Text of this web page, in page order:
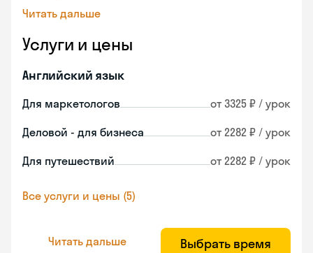
Читать дальше
Услуги и цены
Английский язык
Для маркетологов от 3325 ₽ / урок
Деловой - для бизнеса от 2282 ₽ / урок
Для путешествий от 2282 ₽ / урок
Все услуги и цены (5)
Читать дальше Выбрать время